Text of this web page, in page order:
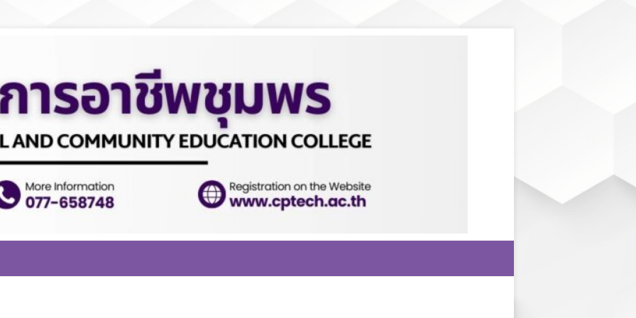
ข้อมูลงบประมาณ